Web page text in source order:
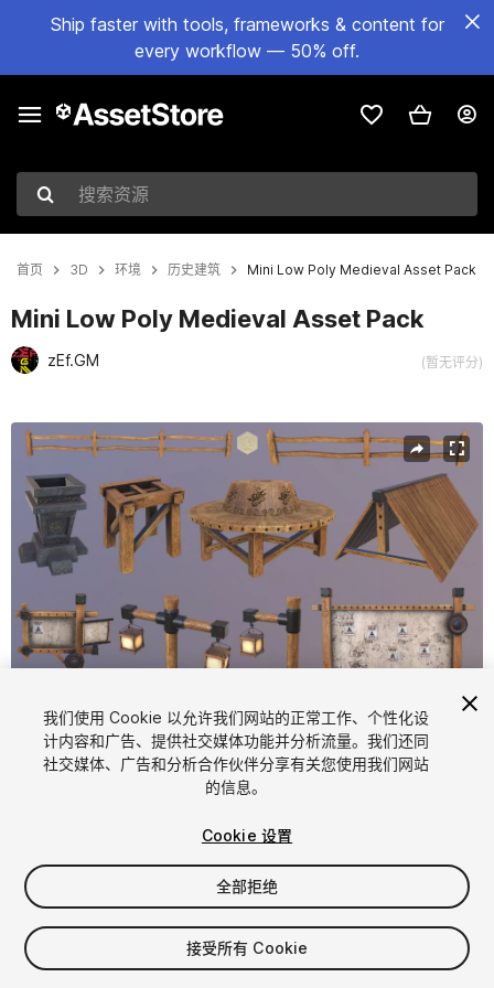
Ship faster with tools, frameworks & content for
every workflow — 50% off.
搜索资源
首页 3D 环境 历史建筑 Mini Low Poly Medieval Asset Pack
Mini Low Poly Medieval Asset Pack
zEf.GM (暂无评分)
当前幻灯片：1 / 29
1/29
$4.99
增值税将在结算时计算
我们使用 Cookie 以允许我们网站的正常工作、个性化设
计内容和广告、提供社交媒体功能并分析流量。我们还同
社交媒体、广告和分析合作伙伴分享有关您使用我们网站
的信息。
Cookie 设置
全部拒绝
接受所有 Cookie